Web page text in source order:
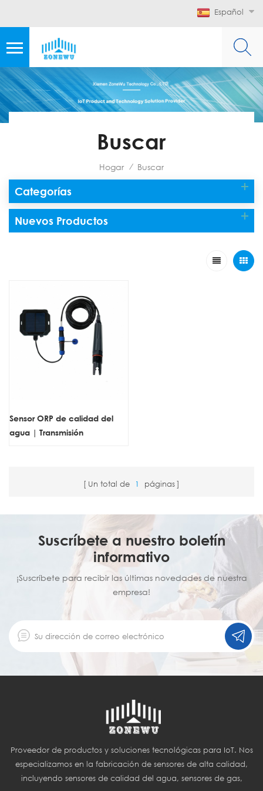
Español
Buscar
Hogar / Buscar
Categorías
Nuevos Productos
Sensor ORP de calidad del
agua | Transmisión
Un total de 1 páginas
Suscríbete a nuestro boletín
informativo
¡Suscríbete para recibir las últimas novedades de nuestra
empresa!
Proveedor de productos y soluciones tecnológicas para IoT. Nos
especializamos en la fabricación de sensores de alta calidad,
incluyendo sensores de calidad del agua, sensores de gas,